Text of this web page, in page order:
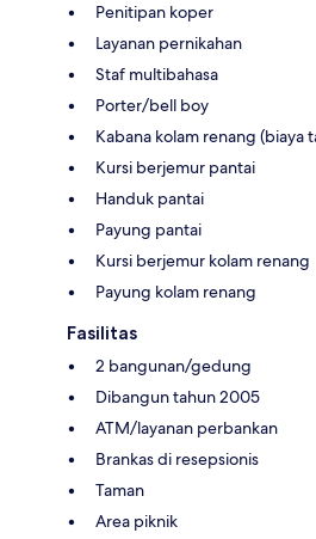
Penitipan koper
Layanan pernikahan
Staf multibahasa
Porter/bell boy
Kabana kolam renang (biaya
Kursi berjemur pantai
Handuk pantai
Payung pantai
Kursi berjemur kolam renang
Payung kolam renang
Fasilitas
2 bangunan/gedung
Dibangun tahun 2005
ATM/layanan perbankan
Brankas di resepsionis
Taman
Area piknik